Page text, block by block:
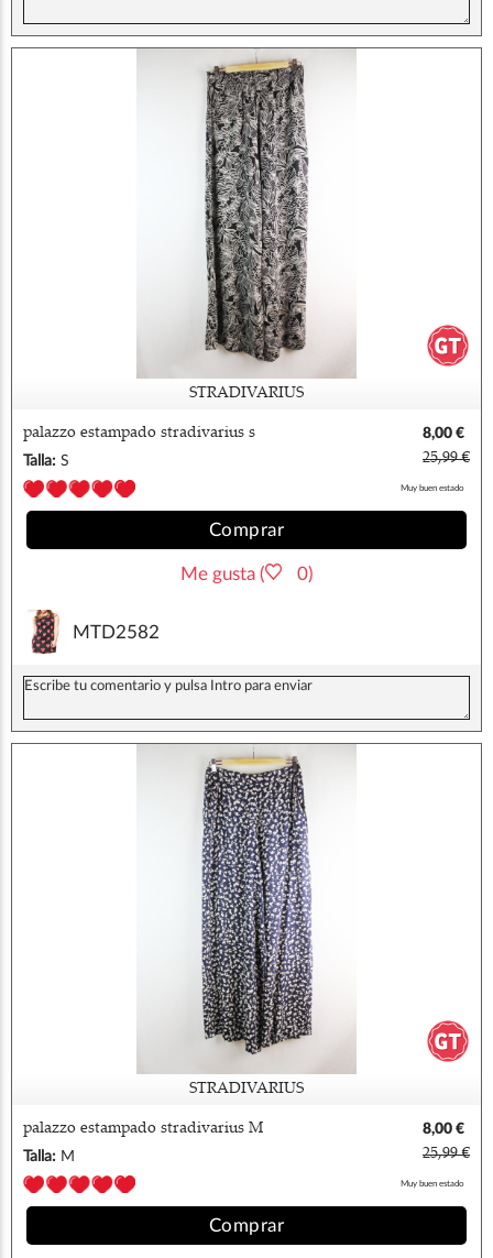
STRADIVARIUS
palazzo estampado stradivarius s
8,00 €
Talla: S 25,99 €
Muy buen estado
Comprar
Me gusta ( 0)
MTD2582
STRADIVARIUS
palazzo estampado stradivarius M
8,00 €
Talla: M 25,99 €
Muy buen estado
Comprar